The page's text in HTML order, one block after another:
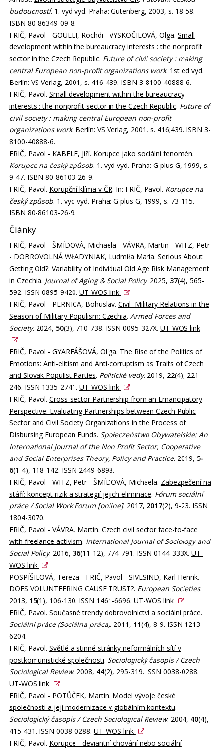
budoucností. 1. vyd vyd. Praha: Gutenberg, 2003, s. 18-58.
ISBN 80-86349-09-8.
FRIČ, Pavol - GOULLI, Rochdi - VYSKOČILOVÁ, Olga. Small
development within the bureaucracy interests : the nonprofit
sector in the Czech Republic. Future of civil society : making
central European non-profit organizations work. 1st ed vyd.
Berlín: VS Verlag, 2001, s. 416-439. ISBN 3-8100-40888-6.
FRIČ, Pavol. Small development within the bureaucracy
interests : the nonprofit sector in the Czech Republic. Future of
civil society : making central European non-profit
organizations work. Berlín: VS Verlag, 2001, s. 416;439. ISBN 3-
8100-40888-6.
FRIČ, Pavol - KABELE, Jiří. Korupce jako sociální fenomén.
Korupce na český způsob. 1. vyd vyd. Praha: G plus G, 1999, s.
9-47. ISBN 80-86103-26-9.
FRIČ, Pavol. Korupční klíma v ČR. In: FRIČ, Pavol. Korupce na
český způsob. 1. vyd vyd. Praha: G plus G, 1999, s. 73-115.
ISBN 80-86103-26-9.
Články
FRIČ, Pavol - ŠMÍDOVÁ, Michaela - VÁVRA, Martin - WITZ, Petr
- DOBROVOLNÁ WŁADYNIAK, Ludmiła Maria. Serious About
Getting Old?: Variability of Individual Old Age Risk Management
in Czechia. Journal of Aging & Social Policy. 2025, 37(4), 565-
592. ISSN 0895-9420. UT-WOS link
FRIČ, Pavol - PERNICA, Bohuslav. Civil–Military Relations in the
Season of Military Populism: Czechia. Armed Forces and
Society. 2024, 50(3), 710-738. ISSN 0095-327X. UT-WOS link
FRIČ, Pavol - GYARFÁŠOVÁ, Ol'ga. The Rise of the Politics of
Emotions: Anti-elitism and Anti-corruptism as Traits of Czech
and Slovak Populist Parties. Politické vedy. 2019, 22(4), 221-
246. ISSN 1335-2741. UT-WOS link
FRIČ, Pavol. Cross-sector Partnership from an Emancipatory
Perspective: Evaluating Partnerships between Czech Public
Sector and Civil Society Organizations in the Process of
Disbursing European Funds. Społeczeństwo Obywatelskie: An
International Journal of the Non Profit Sector, Cooperative
and Social Enterprises Theory, Policy and Practice. 2019, 5-
6(1-4), 118-142. ISSN 2449-6898.
FRIČ, Pavol - WITZ, Petr - ŠMÍDOVÁ, Michaela. Zabezpečení na
stáří: koncept rizik a strategií jejich eliminace. Fórum sociální
práce / Social Work Forum [online]. 2017, 2017(2), 9-23. ISSN
1804-3070.
FRIČ, Pavol - VÁVRA, Martin. Czech civil sector face-to-face
with freelance activism. International Journal of Sociology and
Social Policy. 2016, 36(11-12), 774-791. ISSN 0144-333X. UT-
WOS link
POSPÍŠILOVÁ, Tereza - FRIČ, Pavol - SIVESIND, Karl Henrik.
DOES VOLUNTEERING CAUSE TRUST?. European Societies.
2013, 15(1), 106-130. ISSN 1461-6696. UT-WOS link
FRIČ, Pavol. Současné trendy dobrovolnictví a sociální práce.
Sociální práce (Sociálna práca). 2011, 11(4), 8-9. ISSN 1213-
6204.
FRIČ, Pavol. Světlé a stinné stránky neformálních sítí v
postkomunistické společnosti. Sociologický časopis / Czech
Sociological Review. 2008, 44(2), 295-319. ISSN 0038-0288.
UT-WOS link
FRIČ, Pavol - POTŮČEK, Martin. Model vývoje české
společnosti a její modernizace v globálním kontextu.
Sociologický časopis / Czech Sociological Review. 2004, 40(4),
415-431. ISSN 0038-0288. UT-WOS link
FRIČ, Pavol. Korupce - deviantní chování nebo sociální